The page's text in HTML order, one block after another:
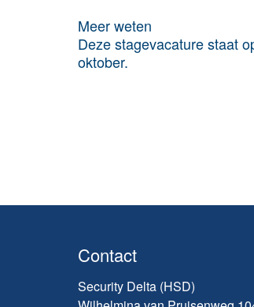
Meer weten
Deze stagevacature staat
oktober.
Contact
Security Delta (HSD)